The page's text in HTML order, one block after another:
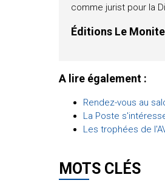
comme jurist pour la
Éditions Le
A lire également :
Rendez-vous au
La Poste
Les trophées de
MOTS CLÉS